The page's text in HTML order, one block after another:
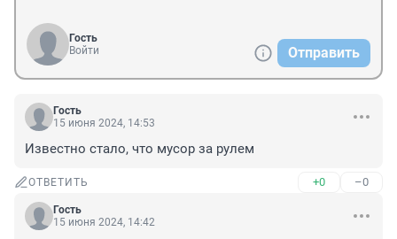
Гость
Войти
Отправить
Гость
15 июня 2024, 14:53
Известно стало, что мусор за рулем
ОТВЕТИТЬ +0 –0
Гость
15 июня 2024, 14:42